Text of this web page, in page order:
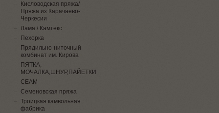
Кисловодская пряжа/
Пряжа из Карачаево-
Черкесии
Лама / Камтекс
Пехорка
Прядильно-ниточный
комбинат им. Кирова
ПЯТКА,
МОЧАЛКА,ШНУР,ПАЙЕТКИ
СЕАМ
Семеновская пряжа
Троицкая камвольная
фабрика